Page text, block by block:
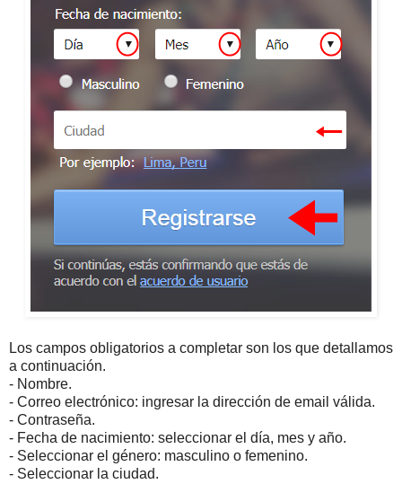
Los campos obligatorios a completar son los que detallamos
a continuación.
- Nombre.
- Correo electrónico: ingresar la dirección de email válida.
- Contraseña.
- Fecha de nacimiento: seleccionar el día, mes y año.
- Seleccionar el género: masculino o femenino.
- Seleccionar la ciudad.